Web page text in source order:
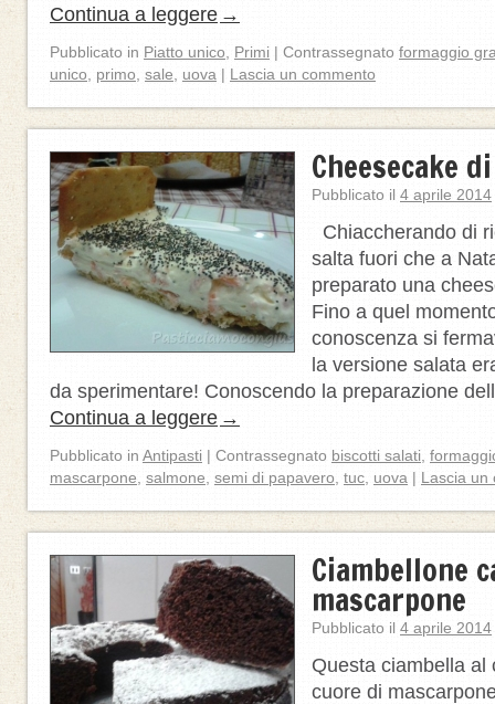
Continua a leggere →
Pubblicato in Piatto unico Primi | Contrassegnato formaggio
unico
primo sale uova | Lascia un commento
Cheesecake
Pubblicato il 4 aprile 2014
Chiaccherando di
salta fuori che a
preparato una
Fino a quel
conoscenza si
la versione salata
da sperimentare! Conoscendo la preparazione
Continua a leggere →
Pubblicato in Antipasti | Contrassegnato biscotti salati
mascarpone salmone semi di papavero tuc uova | Lascia un
Ciambellone
mascarpone
Pubblicato il 4 aprile 2014
Questa ciambella al
cuore di